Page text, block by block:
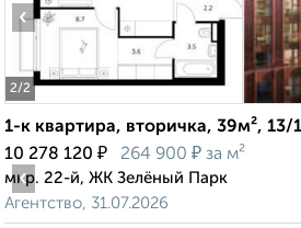
2/2
‹
1-к квартира, вторичка, 39м², 13/
10 278 120 ₽ 264 900 ₽ за м²
мкр. 22-й, ЖК Зелёный Парк
Агентство, 31.07.2026
‹